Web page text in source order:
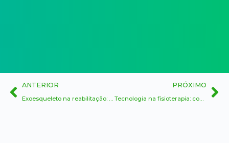
ANTERIOR
Exoesqueleto na reabilitação: o que é, para quem serve e como impulsiona sua recuperação
PRÓXIMO
Tecnologia na fisioterapia: como os recursos modernos estão acelerando a reabilitação dos pacientes